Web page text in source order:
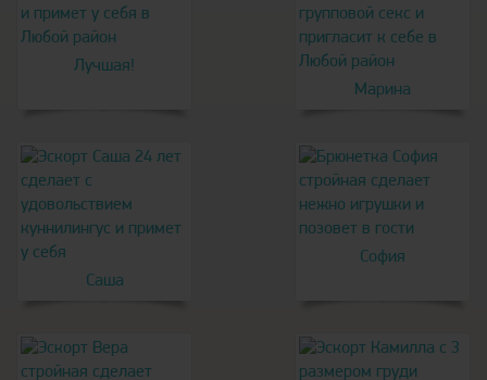
Лучшая!
Марина
Саша
София